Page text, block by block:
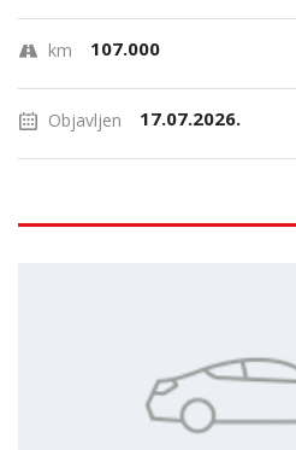
km 107.000
Objavljen 17.07.2026.